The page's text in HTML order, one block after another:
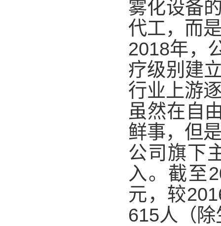
雾化设备
代工，而
2018年，
疗级别建
行业上游
虽然在自
鲜事，但
公司旗下
入。截至
元，较
615人（